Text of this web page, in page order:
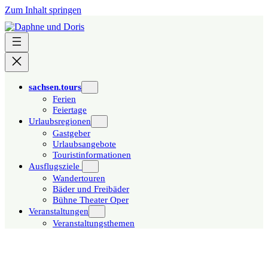
Zum Inhalt springen
sachsen.tours
Ferien
Feiertage
Urlaubsregionen
Gastgeber
Urlaubsangebote
Touristinformationen
Ausflugsziele
Wandertouren
Bäder und Freibäder
Bühne Theater Oper
Veranstaltungen
Veranstaltungsthemen